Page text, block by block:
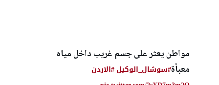
مواطن يعثر على جسم غريب داخل مياه
معبأة#سوشال_الوكيل#الاردن